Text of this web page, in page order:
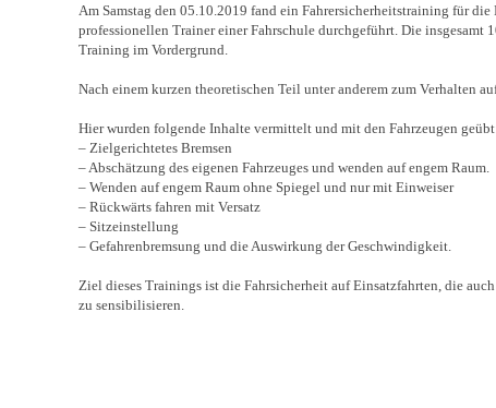
Am Samstag den 05.10.2019 fand ein Fahrersicherheitstraining für
professionellen Trainer einer Fahrschule durchgeführt. Die
Training im Vordergrund.
Nach einem kurzen theoretischen Teil unter anderem zum Verhalten
Hier wurden folgende Inhalte vermittelt und mit den Fahrzeugen
– Zielgerichtetes Bremsen
– Abschätzung des eigenen Fahrzeuges und wenden auf engem Raum.
– Wenden auf engem Raum ohne Spiegel und nur mit Einweiser
– Rückwärts fahren mit Versatz
– Sitzeinstellung
– Gefahrenbremsung und die Auswirkung der Geschwindigkeit.
Ziel dieses Trainings ist die Fahrsicherheit auf Einsatzfahrten, die
zu sensibilisieren.